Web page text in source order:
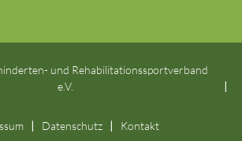
und Rehabilitationssportverband
e.V.
Datenschutz Kontakt